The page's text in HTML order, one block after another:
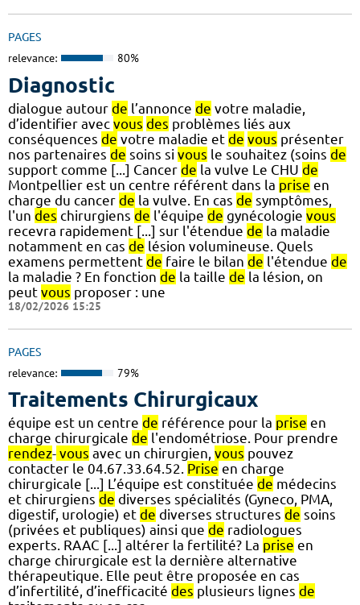
PAGES
relevance: 80%
Diagnostic
dialogue autour de l’annonce de votre maladie,
d’identifier avec vous des problèmes liés aux
conséquences de votre maladie et de vous présenter
nos partenaires de soins si vous le souhaitez (soins de
support comme [...] Cancer de la vulve Le CHU de
Montpellier est un centre référent dans la prise en
charge du cancer de la vulve. En cas de symptômes,
l'un des chirurgiens de l'équipe de gynécologie vous
recevra rapidement [...] sur l'étendue de la maladie
notamment en cas de lésion volumineuse. Quels
examens permettent de faire le bilan de l'étendue de
la maladie ? En fonction de la taille de la lésion, on
peut vous proposer : une
18/02/2026 15:25
PAGES
relevance: 79%
Traitements Chirurgicaux
équipe est un centre de référence pour la prise en
charge chirurgicale de l'endométriose. Pour prendre
rendez- vous avec un chirurgien, vous pouvez
contacter le 04.67.33.64.52. Prise en charge
chirurgicale [...] L’équipe est constituée de médecins
et chirurgiens de diverses spécialités (Gyneco, PMA,
digestif, urologie) et de diverses structures de soins
(privées et publiques) ainsi que de radiologues
experts. RAAC [...] altérer la fertilité? La prise en
charge chirurgicale est la dernière alternative
thérapeutique. Elle peut être proposée en cas
d’infertilité, d’inefficacité des plusieurs lignes de